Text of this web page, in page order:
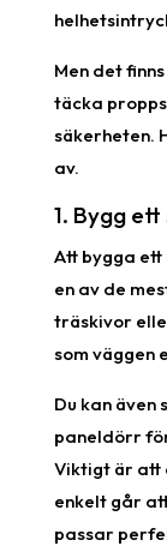
Men det
täcka
säkerheten.
av.
1. Bygg
Att bygga
en av de
träskivor
som väggen
Du kan
paneldörr
Viktigt är att
enkelt går
passar